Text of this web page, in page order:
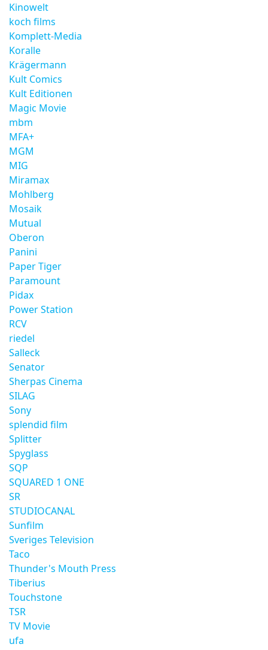
Kinowelt
koch films
Komplett-Media
Koralle
Krägermann
Kult Comics
Kult Editionen
Magic Movie
mbm
MFA+
MGM
MIG
Miramax
Mohlberg
Mosaik
Mutual
Oberon
Panini
Paper Tiger
Paramount
Pidax
Power Station
RCV
riedel
Salleck
Senator
Sherpas Cinema
SILAG
Sony
splendid film
Splitter
Spyglass
SQP
SQUARED 1 ONE
SR
STUDIOCANAL
Sunfilm
Sveriges Television
Taco
Thunder's Mouth Press
Tiberius
Touchstone
TSR
TV Movie
ufa